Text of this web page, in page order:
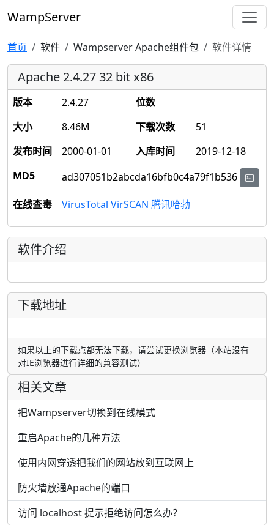
WampServer
首页 软件 Wampserver Apache组件包 软件详情
Apache 2.4.27 32 bit x86
版本 2.4.27
位数
大小
8.46M 下载次数
51
发布时间
2000-01-01 入库时间
2019-12-18
MD5
ad307051b2abcda16bfb0c4a79f1b536
在线查毒 VirusTotal VirSCAN 腾讯哈勃
软件介绍
下载地址
如果以上的下载点都无法下载，请尝试更换浏览器（本站没有
对IE浏览器进行详细的兼容测试）
相关文章
把Wampserver切换到在线模式
重启Apache的几种方法
使用内网穿透把我们的网站放到互联网上
防火墙放通Apache的端口
访问 localhost 提示拒绝访问怎么办？